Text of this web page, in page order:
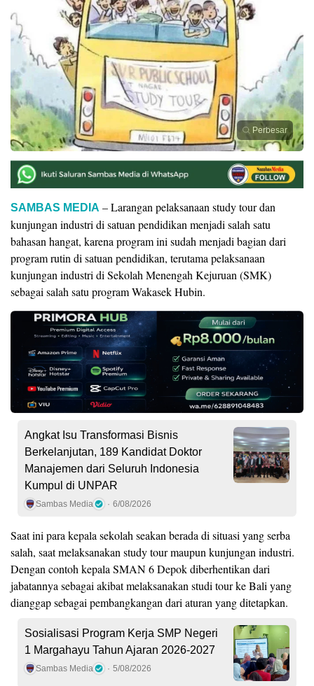
Perbesar
SAMBAS MEDIA – Larangan pelaksanaan study tour dan
kunjungan industri di satuan pendidikan menjadi salah satu
bahasan hangat, karena program ini sudah menjadi bagian dari
program rutin di satuan pendidikan, terutama pelaksanaan
kunjungan industri di Sekolah Menengah Kejuruan (SMK)
sebagai salah satu program Wakasek Hubin.
Angkat Isu Transformasi Bisnis
Berkelanjutan, 189 Kandidat Doktor
Manajemen dari Seluruh Indonesia
Kumpul di UNPAR
Sambas Media 6/08/2026
Saat ini para kepala sekolah seakan berada di situasi yang serba
salah, saat melaksanakan study tour maupun kunjungan industri.
Dengan contoh kepala SMAN 6 Depok diberhentikan dari
jabatannya sebagai akibat melaksanakan studi tour ke Bali yang
dianggap sebagai pembangkangan dari aturan yang ditetapkan.
Sosialisasi Program Kerja SMP Negeri
1 Margahayu Tahun Ajaran 2026-2027
Sambas Media 5/08/2026